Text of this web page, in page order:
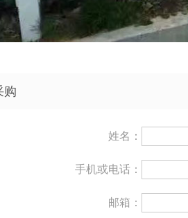
购
姓名：
手机或电话：
邮箱：